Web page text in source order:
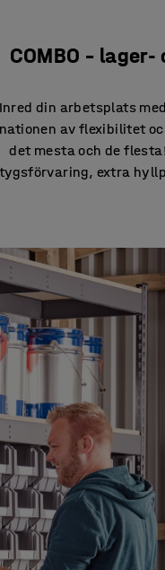
COMBO –
Inred din arbetsplats
av flexibilitet
det mesta och de
extra